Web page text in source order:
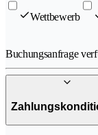
Wettbewerb
Buchungsanfrage